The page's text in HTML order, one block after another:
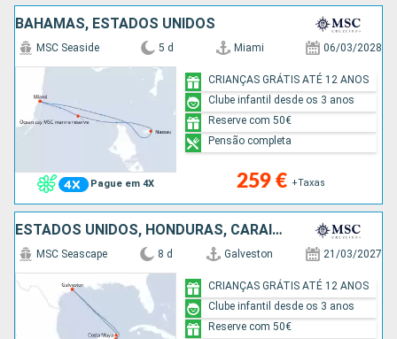
BAHAMAS, ESTADOS UNIDOS
Pague em 4X
MSC Seaside 5 d Miami 06/03/2028
259 € +Taxas
CRIANÇAS GRÁTIS ATÉ 12 ANOS
Clube infantil desde os 3 anos
Reserve com 50€
Pensão completa
ESTADOS UNIDOS, HONDURAS, CARAIBAS - MEXICO
MSC Seascape 8 d Galveston 21/03/2027
CRIANÇAS GRÁTIS ATÉ 12 ANOS
Clube infantil desde os 3 anos
Reserve com 50€